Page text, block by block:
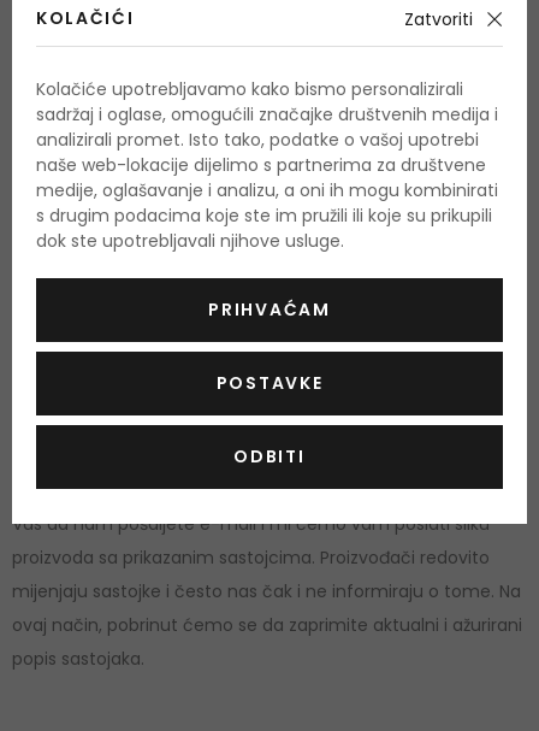
senzualnost sila za smirenje i tajnu vode. Cool Water je
pojedinac koji vjeruje u sebe, svjestan je svoje muškosti i svog
tijela.
Upotreba
Parfemski proizvodi namijenjeni su odraslima. Sadrže alkohol,
zapaljivi su i, ako se pogrešno koriste, također su opasni.
Ukoliko želite dobiti popis sastojaka za ovaj proizvod, molimo
Vas da nam pošaljete e-mail i mi ćemo vam poslati sliku
proizvoda sa prikazanim sastojcima. Proizvođači redovito
mijenjaju sastojke i često nas čak i ne informiraju o tome. Na
ovaj način, pobrinut ćemo se da zaprimite aktualni i ažurirani
popis sastojaka.
KOLAČIĆI Zatvoriti
Kolačiće upotrebljavamo kako bismo personalizirali
sadržaj i oglase, omogućili značajke društvenih medija i
analizirali promet. Isto tako, podatke o vašoj upotrebi
naše web-lokacije dijelimo s partnerima za društvene
medije, oglašavanje i analizu, a oni ih mogu kombinirati
s drugim podacima koje ste im pružili ili koje su prikupili
dok ste upotrebljavali njihove usluge.
PRIHVAĆAM
POSTAVKE
ODBITI